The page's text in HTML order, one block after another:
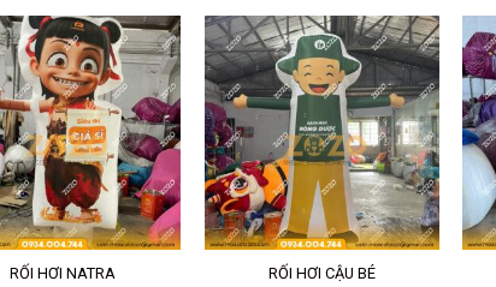
RỐI HƠI NATRA RỐI HƠI CẬU BÉ